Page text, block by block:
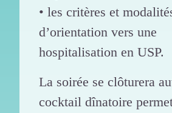
• les critères et
d’orientation vers une
hospitalisation en USP.
La soirée se clôturera
cocktail dînatoire